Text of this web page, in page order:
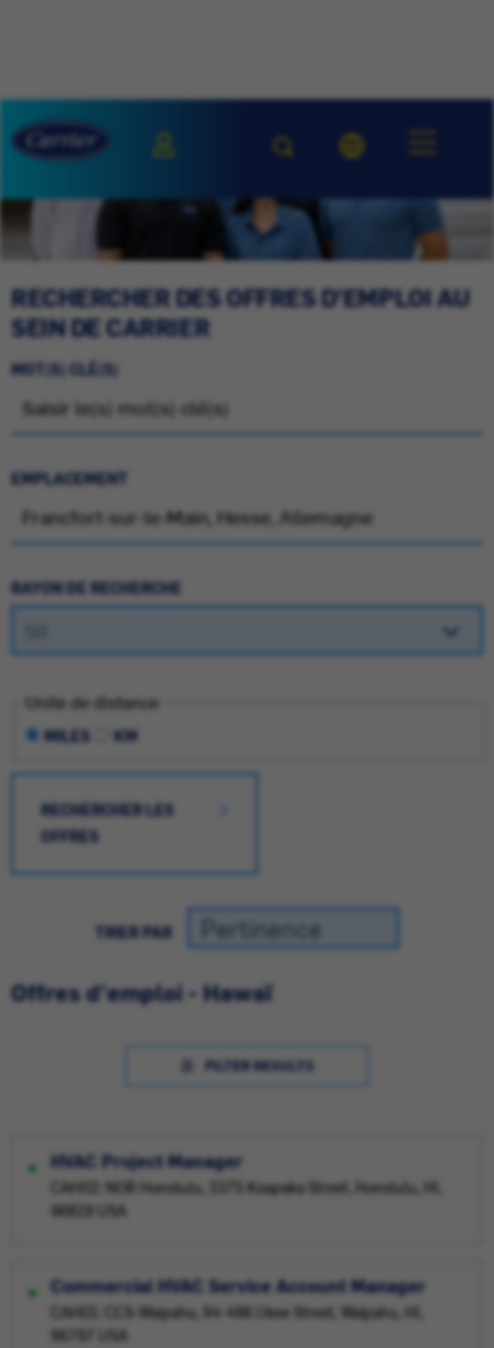
RECHERCHER DES OFFRES D'EMPLOI AU
SEIN DE CARRIER
MOT(S) CLÉ(S)
EMPLACEMENT
RAYON DE RECHERCHE
Unite de distance
MILES KM
RECHERCHER LES
OFFRES
TRIER PAR
Offres d'emploi - Hawaï
FILTER RESULTS
HVAC Project Manager
CAH02: NOR Honolulu, 3375 Koapaka Street, Honolulu, HI,
96819 USA
Commercial HVAC Service Account Manager
CAH01: CCS-Waipahu, 94-496 Ukee Street, Waipahu, HI,
96797 USA